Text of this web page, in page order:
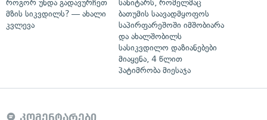
როგორ უნდა გადავურჩეთ
მზის სიკვდილს? — ახალი
კვლევა
სანიტარს, რომელმაც
ბათუმის საავადმყოფოს
საპირფარეშოში იმშობიარა
და ახალშობილს
სასიკვდილო დაზიანებები
მიაყენა, 4 წლით
პატიმრობა მიესაჯა